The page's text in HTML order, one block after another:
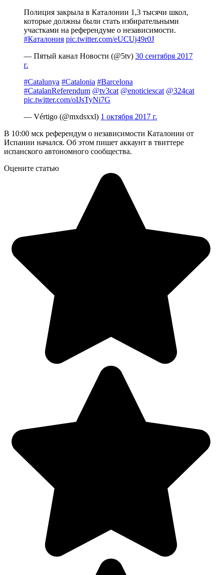
Полиция закрыла в Каталонии 1,3 тысячи школ,
которые должны были стать избирательными
участками на референдуме о независимости.
#Каталония pic.twitter.com/eUCUj49r0J
— Пятый канал Новости (@5tv) 30 сентября 2017
г.
#Catalunya #Catalonia #Barcelona
#CatalanReferendum @tv3cat @enoticiescat @324cat
pic.twitter.com/oIJsTyNi7G
— Vértigo (@mxdsxxl) 1 октября 2017 г.
В 10:00 мск референдум о независимости Каталонии от
Испании начался. Об этом пишет аккаунт в твиттере
испанского автономного сообщества.
Оцените статью